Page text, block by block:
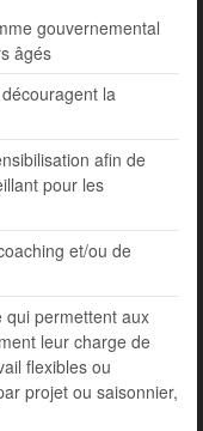
gouvernemental
âgés
la
afin de
pour les
et/ou de
qui permettent aux
leur charge de
flexibles ou
projet ou saisonnier,